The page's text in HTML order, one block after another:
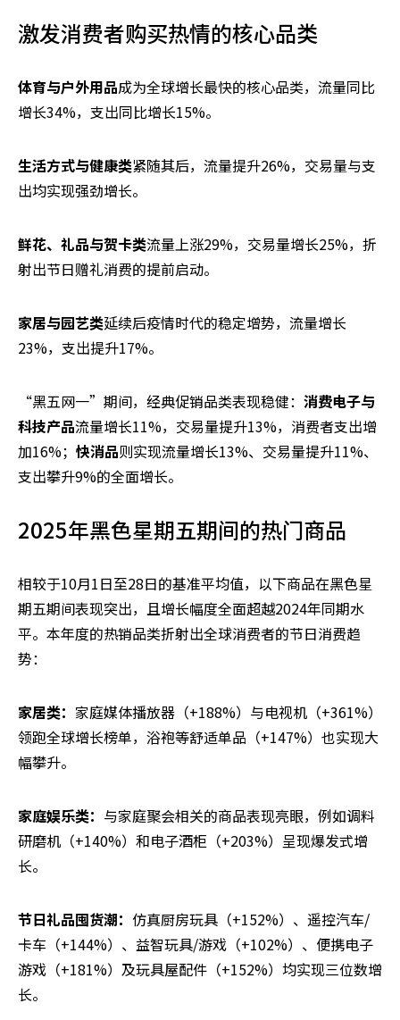
激发消费者购买热情的核心品类
体育与户外用品成为全球增长最快的核心品类，流量同比
增长34%，支出同比增长15%。
生活方式与健康类紧随其后，流量提升26%，交易量与支
出均实现强劲增长。
鲜花、礼品与贺卡类流量上涨29%，交易量增长25%，折
射出节日赠礼消费的提前启动。
家居与园艺类延续后疫情时代的稳定增势，流量增长
23%，支出提升17%。
“黑五网一”期间，经典促销品类表现稳健： 消费电子与
科技产品流量增长11%，交易量提升13%，消费者支出增
加16%； 快消品则实现流量增长13%、交易量提升11%、
支出攀升9%的全面增长。
2025年黑色星期五期间的热门商品
相较于10月1日至28日的基准平均值，以下商品在黑色星
期五期间表现突出，且增长幅度全面超越2024年同期水
平。本年度的热销品类折射出全球消费者的节日消费趋
势：
家居类： 家庭媒体播放器（+188%）与电视机（+361%）
领跑全球增长榜单，浴袍等舒适单品（+147%）也实现大
幅攀升。
家庭娱乐类： 与家庭聚会相关的商品表现亮眼，例如调料
研磨机（+140%）和电子酒柜（+203%）呈现爆发式增
长。
节日礼品囤货潮： 仿真厨房玩具（+152%）、遥控汽车/
卡车（+144%）、益智玩具/游戏（+102%）、便携电子
游戏（+181%）及玩具屋配件（+152%）均实现三位数增
长。